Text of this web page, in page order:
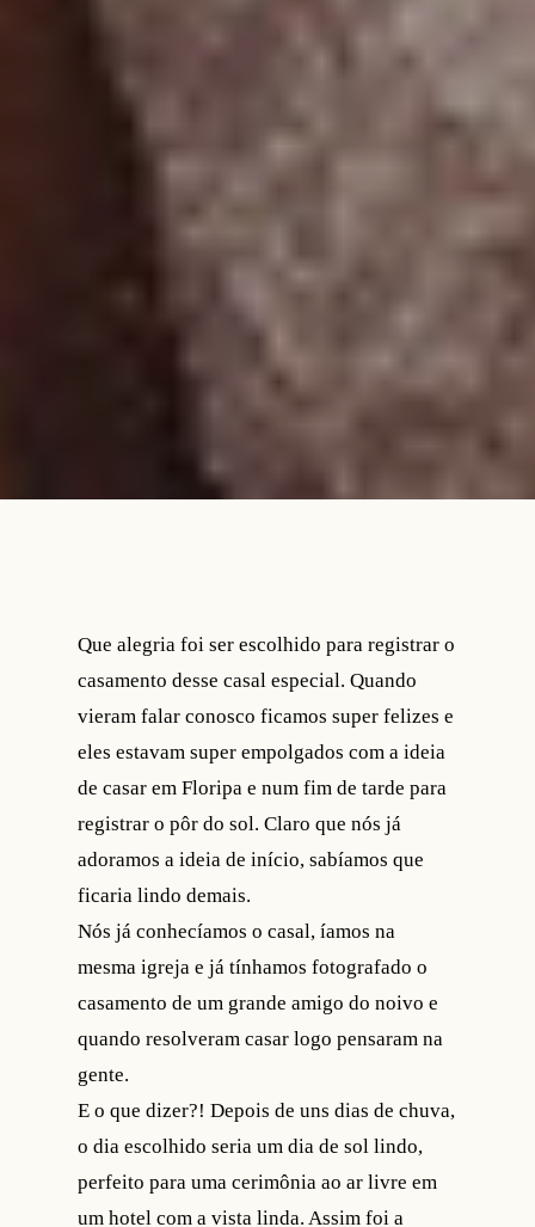
Que alegria foi ser escolhido para registrar o
casamento desse casal especial. Quando
vieram falar conosco ficamos super felizes e
eles estavam super empolgados com a ideia
de casar em Floripa e num fim de tarde para
registrar o pôr do sol. Claro que nós já
adoramos a ideia de início, sabíamos que
ficaria lindo demais.
Nós já conhecíamos o casal, íamos na
mesma igreja e já tínhamos fotografado o
casamento de um grande amigo do noivo e
quando resolveram casar logo pensaram na
gente.
E o que dizer?! Depois de uns dias de chuva,
o dia escolhido seria um dia de sol lindo,
perfeito para uma cerimônia ao ar livre em
um hotel com a vista linda. Assim foi a